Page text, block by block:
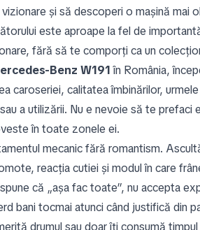
și să descoperi o mașină
este aproape la fel de
fără să te comporți ca un
Benz W191în România,
caroseriei, calitatea îmbinărilor,
a utilizării. Nu e nevoie să te
în toate zonele ei.
mecanic fără romantism.
reacția cutiei și modul în care
că „așa fac toate”, nu accepta
bani tocmai atunci când justifică din
drumul sau doar îți consumă timpul